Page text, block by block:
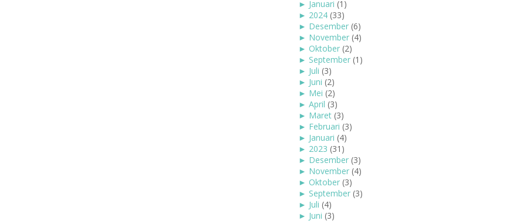
► Januari (1)
► 2024 (33)
► Desember (6)
► November (4)
► Oktober (2)
► September (1)
► Juli (3)
► Juni (2)
► Mei (2)
► April (3)
► Maret (3)
► Februari (3)
► Januari (4)
► 2023 (31)
► Desember (3)
► November (4)
► Oktober (3)
► September (3)
► Juli (4)
► Juni (3)